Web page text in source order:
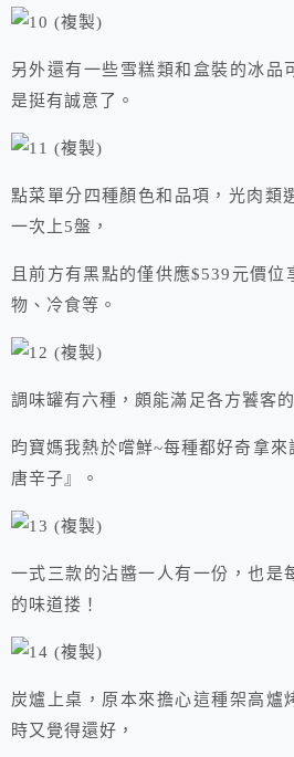
另外還有一些雪糕類和盒裝的冰品
是挺有誠意了。
點菜單分四種顏色和品項，光肉類
一次上5盤，
且前方有黑點的僅供應$539元價位
物、冷食等。
調味罐有六種，頗能滿足各方饕客的
昀寶媽我熱於嚐鮮~每種都好奇拿
唐辛子』。
一式三款的沾醬一人有一份，也是
的味道搂！
炭爐上桌，原本來擔心這種架高爐
時又覺得還好，